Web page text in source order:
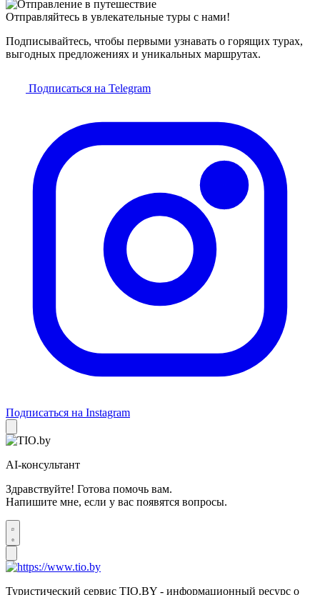
Отправляйтесь в увлекательные туры с нами!
Подписывайтесь, чтобы первыми узнавать о горящих турах,
выгодных предложениях и уникальных маршрутах.
Подписаться на Telegram
Подписаться на Instagram
AI-консультант
Здравствуйте! Готова помочь вам.
Напишите мне, если у вас появятся вопросы.
Туристический сервис TIO.BY - информационный ресурс о